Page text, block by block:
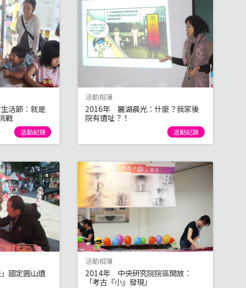
活節：就是
戰
活動記錄
活動相簿
2016年 麗湖晨光：什麼？我家後
院有遺址？！
活動記錄
國定圓山遺
活動相簿
2014年 中央研究院院區開放：
「考古『小』發現」